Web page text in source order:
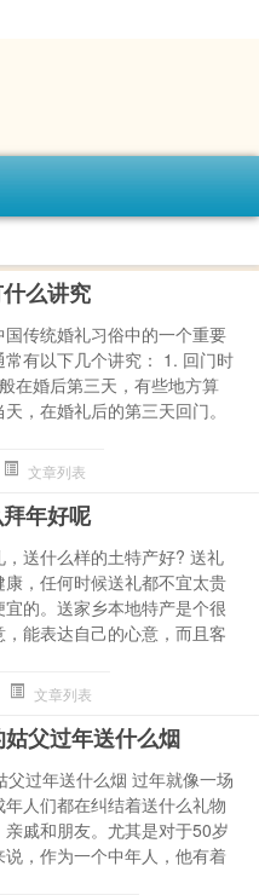
么讲究
国传统婚礼习俗中的一个重要
常有以下几个讲究： 1. 回门时
在婚后第三天，有些地方算
，在婚礼后的第三天回门。
文章列表
年好呢
，送什么样的土特产好? 送礼
康，任何时候送礼都不宜太贵
宜的。送家乡本地特产是个很
，能表达自己的心意，而且客
文章列表
父过年送什么烟
父过年送什么烟 过年就像一场
年人们都在纠结着送什么礼物
亲戚和朋友。尤其是对于50岁
说，作为一个中年人，他有着